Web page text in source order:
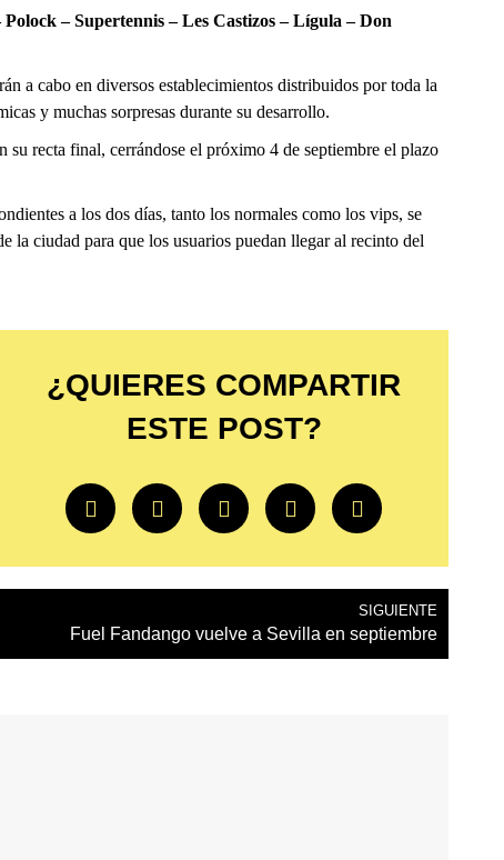
– Supertennis – Les Castizos – Lígula – Don
a cabo en diversos establecimientos distribuidos por toda la
y muchas sorpresas durante su desarrollo.
su recta final, cerrándose el próximo 4 de septiembre el plazo
a los dos días, tanto los normales como los vips, se
la ciudad para que los usuarios puedan llegar al recinto del
¿QUIERES COMPARTIR
ESTE POST?
SIGUIENTE
Fuel Fandango vuelve a Sevilla en septiembre